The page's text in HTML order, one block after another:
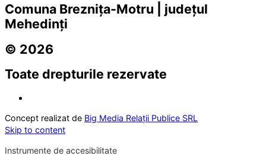
Comuna Breznița-Motru | județul
Mehedinți
© 2026
Toate drepturile rezervate
Concept realizat de Big Media Relații Publice SRL
Skip to content
Instrumente de accesibilitate